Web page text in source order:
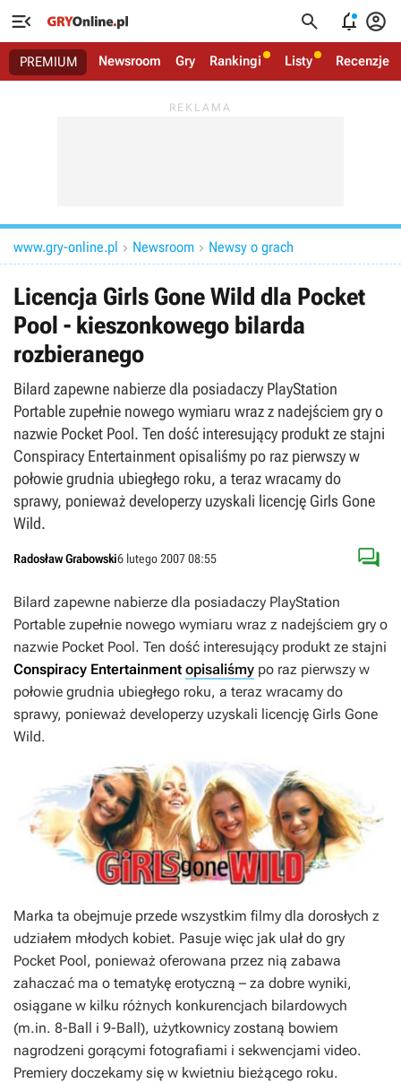
   
PREMIUM Newsroom Gry Rankingi Listy Recenzje
www.gry-online.pl  Newsroom  Newsy o grach
Licencja Girls Gone Wild dla Pocket
Pool - kieszonkowego bilarda
rozbieranego
Bilard zapewne nabierze dla posiadaczy PlayStation
Portable zupełnie nowego wymiaru wraz z nadejściem gry o
nazwie Pocket Pool. Ten dość interesujący produkt ze stajni
Conspiracy Entertainment opisaliśmy po raz pierwszy w
połowie grudnia ubiegłego roku, a teraz wracamy do
sprawy, ponieważ developerzy uzyskali licencję Girls Gone
Wild.
Radosław Grabowski6 lutego 2007 08:55 
Bilard zapewne nabierze dla posiadaczy PlayStation
Portable zupełnie nowego wymiaru wraz z nadejściem gry o
nazwie Pocket Pool. Ten dość interesujący produkt ze stajni
Conspiracy Entertainment opisaliśmy po raz pierwszy w
połowie grudnia ubiegłego roku, a teraz wracamy do
sprawy, ponieważ developerzy uzyskali licencję Girls Gone
Wild.
Marka ta obejmuje przede wszystkim filmy dla dorosłych z
udziałem młodych kobiet. Pasuje więc jak ulał do gry
Pocket Pool , ponieważ oferowana przez nią zabawa
zahaczać ma o tematykę erotyczną – za dobre wyniki,
osiągane w kilku różnych konkurencjach bilardowych
(m.in. 8-Ball i 9-Ball), użytkownicy zostaną bowiem
nagrodzeni gorącymi fotografiami i sekwencjami video.
Premiery doczekamy się w kwietniu bieżącego roku.